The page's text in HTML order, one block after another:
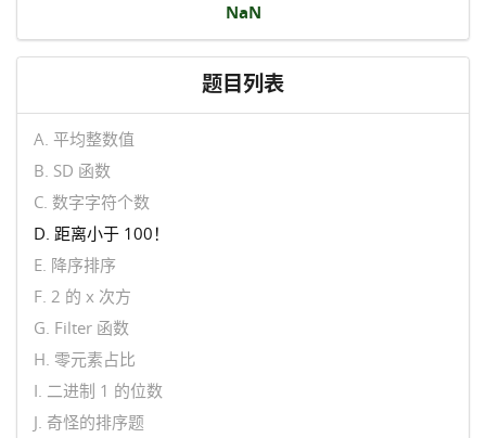
NaN
题目列表
A. 平均整数值
B. SD 函数
C. 数字字符个数
D. 距离小于 100！
E. 降序排序
F. 2 的 x 次方
G. Filter 函数
H. 零元素占比
I. 二进制 1 的位数
J. 奇怪的排序题